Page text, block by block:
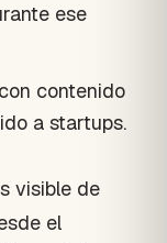
ese
con contenido
a startups.
visible de
el